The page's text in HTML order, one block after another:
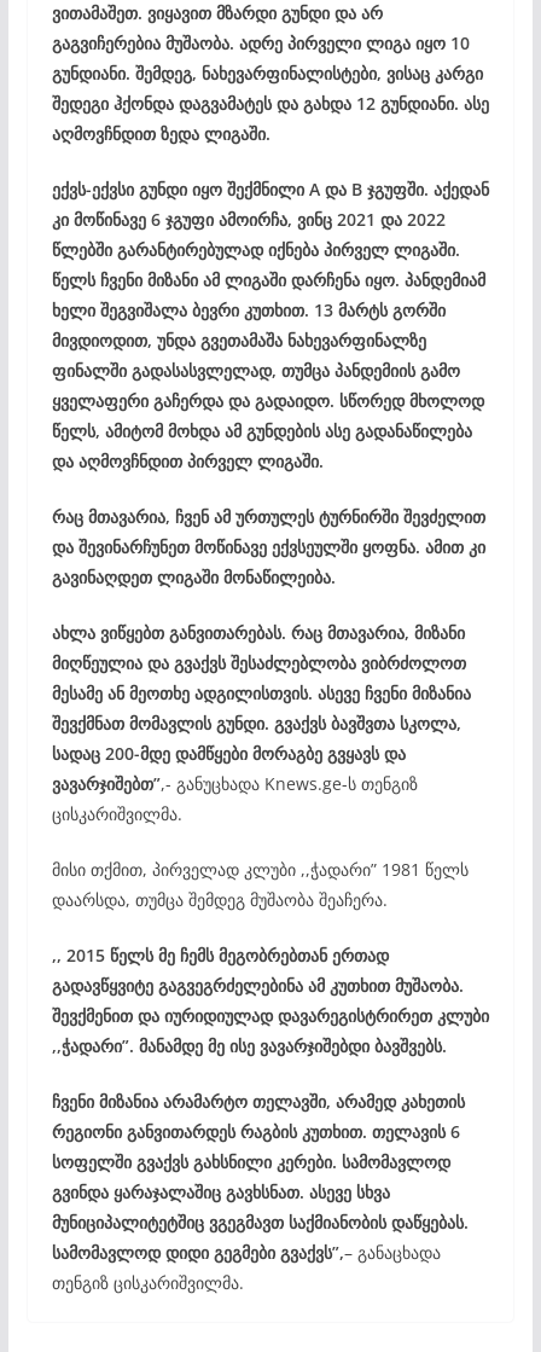
ვითამაშეთ. ვიყავით მზარდი გუნდი და არ
გაგვიჩერებია მუშაობა. ადრე პირველი ლიგა იყო 10
გუნდიანი. შემდეგ, ნახევარფინალისტები, ვისაც კარგი
შედეგი ჰქონდა დაგვამატეს და გახდა 12 გუნდიანი. ასე
აღმოვჩნდით ზედა ლიგაში.
ექვს-ექვსი გუნდი იყო შექმნილი A და B ჯგუფში. აქედან
კი მოწინავე 6 ჯგუფი ამოირჩა, ვინც 2021 და 2022
წლებში გარანტირებულად იქნება პირველ ლიგაში.
წელს ჩვენი მიზანი ამ ლიგაში დარჩენა იყო. პანდემიამ
ხელი შეგვიშალა ბევრი კუთხით. 13 მარტს გორში
მივდიოდით, უნდა გვეთამაშა ნახევარფინალზე
ფინალში გადასასვლელად, თუმცა პანდემიის გამო
ყველაფერი გაჩერდა და გადაიდო. სწორედ მხოლოდ
წელს, ამიტომ მოხდა ამ გუნდების ასე გადანაწილება
და აღმოვჩნდით პირველ ლიგაში.
რაც მთავარია, ჩვენ ამ ურთულეს ტურნირში შევძელით
და შევინარჩუნეთ მოწინავე ექვსეულში ყოფნა. ამით კი
გავინაღდეთ ლიგაში მონაწილეიბა.
ახლა ვიწყებთ განვითარებას. რაც მთავარია, მიზანი
მიღწეულია და გვაქვს შესაძლებლობა ვიბრძოლოთ
მესამე ან მეოთხე ადგილისთვის. ასევე ჩვენი მიზანია
შევქმნათ მომავლის გუნდი. გვაქვს ბავშვთა სკოლა,
სადაც 200-მდე დამწყები მორაგბე გვყავს და
ვავარჯიშებთ”,- განუცხადა Knews.ge-ს თენგიზ
ცისკარიშვილმა.
მისი თქმით, პირველად კლუბი ,,ჭადარი” 1981 წელს
დაარსდა, თუმცა შემდეგ მუშაობა შეაჩერა.
,, 2015 წელს მე ჩემს მეგობრებთან ერთად
გადავწყვიტე გაგვეგრძელებინა ამ კუთხით მუშაობა.
შევქმენით და იურიდიულად დავარეგისტრირეთ კლუბი
,,ჭადარი”. მანამდე მე ისე ვავარჯიშებდი ბავშვებს.
ჩვენი მიზანია არამარტო თელავში, არამედ კახეთის
რეგიონი განვითარდეს რაგბის კუთხით. თელავის 6
სოფელში გვაქვს გახსნილი კერები. სამომავლოდ
გვინდა ყარაჯალაშიც გავხსნათ. ასევე სხვა
მუნიციპალიტეტშიც ვგეგმავთ საქმიანობის დაწყებას.
სამომავლოდ დიდი გეგმები გვაქვს”,– განაცხადა
თენგიზ ცისკარიშვილმა.